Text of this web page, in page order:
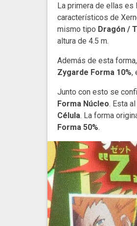
La primera de ellas es
característicos de
mismo tipo Dragón /
altura de 4.5 m.
Además de esta
Zygarde Forma 10%,
Junto con esto se
Forma Núcleo. Esta
Célula. La forma
Forma 50%.